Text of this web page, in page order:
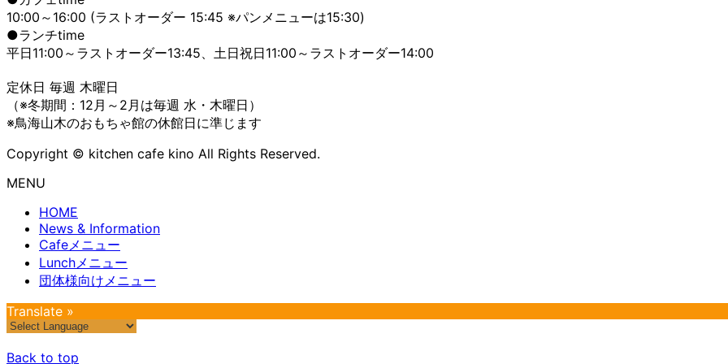
10:00～16:00 (ラストオーダー 15:45 ※パンメニューは15:30)
●ランチtime
平日11:00～ラストオーダー13:45、土日祝日11:00～ラストオーダー14:00
定休日 毎週 木曜日
（※冬期間：12月～2月は毎週 水・木曜日）
※鳥海山木のおもちゃ館の休館日に準じます
Copyright © kitchen cafe kino All Rights Reserved.
MENU
HOME
News & Information
Cafeメニュー
Lunchメニュー
団体様向けメニュー
Translate »
Back to top